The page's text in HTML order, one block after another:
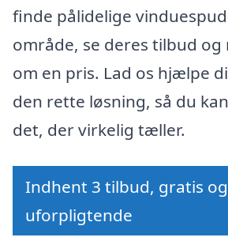
finde pålidelige
område, se deres tilbud
om en pris. Lad os hjælpe
den rette løsning, så du
det, der virkelig tæller.
Indhent 3 tilbud, gratis og
uforpligtende